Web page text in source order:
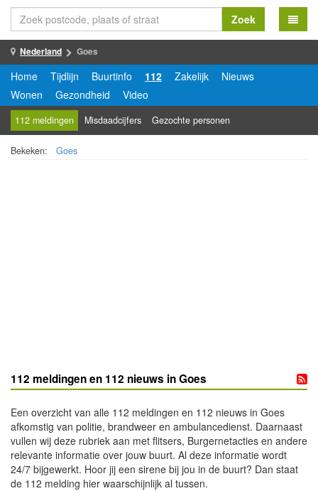
Zoek
Nederland Goes
Home Tijdlijn Buurtinfo 112 Zakelijk
Nieuws
Wonen
Gezondheid Video
112 meldingen Misdaadcijfers Gezochte personen
Bekeken: Goes
112 meldingen en 112 nieuws in Goes
Een overzicht van alle 112 meldingen en 112 nieuws in Goes
afkomstig van politie, brandweer en ambulancedienst. Daarnaast
vullen wij deze rubriek aan met flitsers, Burgernetacties en andere
relevante informatie over jouw buurt. Al deze informatie wordt
24/7 bijgewerkt. Hoor jij een sirene bij jou in de buurt? Dan staat
de 112 melding hier waarschijnlijk al tussen.